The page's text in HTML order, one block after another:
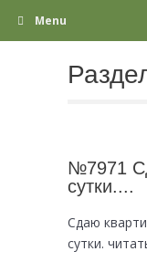
Menu
№7971
сутки....
Сдаю
сутки.